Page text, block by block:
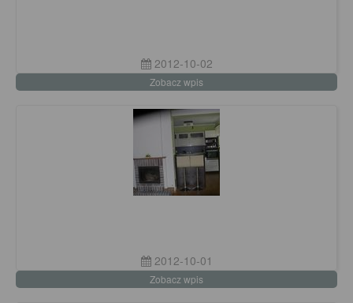
2012-10-02
Zobacz wpis
2012-10-01
Zobacz wpis